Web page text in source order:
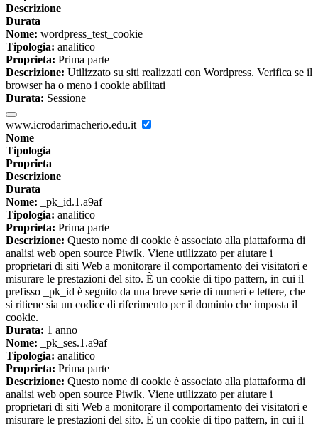
Descrizione
Durata
Nome: wordpress_test_cookie
Tipologia: analitico
Proprieta: Prima parte
Descrizione: Utilizzato su siti realizzati con Wordpress. Verifica se il
browser ha o meno i cookie abilitati
Durata: Sessione
www.icrodarimacherio.edu.it
Nome
Tipologia
Proprieta
Descrizione
Durata
Nome: _pk_id.1.a9af
Tipologia: analitico
Proprieta: Prima parte
Descrizione: Questo nome di cookie è associato alla piattaforma di
analisi web open source Piwik. Viene utilizzato per aiutare i
proprietari di siti Web a monitorare il comportamento dei visitatori e
misurare le prestazioni del sito. È un cookie di tipo pattern, in cui il
prefisso _pk_id è seguito da una breve serie di numeri e lettere, che
si ritiene sia un codice di riferimento per il dominio che imposta il
cookie.
Durata: 1 anno
Nome: _pk_ses.1.a9af
Tipologia: analitico
Proprieta: Prima parte
Descrizione: Questo nome di cookie è associato alla piattaforma di
analisi web open source Piwik. Viene utilizzato per aiutare i
proprietari di siti Web a monitorare il comportamento dei visitatori e
misurare le prestazioni del sito. È un cookie di tipo pattern, in cui il